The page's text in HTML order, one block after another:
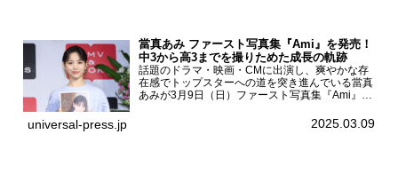
當真あみ ファースト写真集『Ami』を発売！
中3から高3までを撮りためた成長の軌跡
話題のドラマ・映画・CMに出演し、爽やかな存
在感でトップスターへの道を突き進んでいる當真
あみが3月9日（日）ファースト写真集『Ami』
BOOKS SHIBUYAで開催した。當真あみファース
universal-press.jp 2025.03.09